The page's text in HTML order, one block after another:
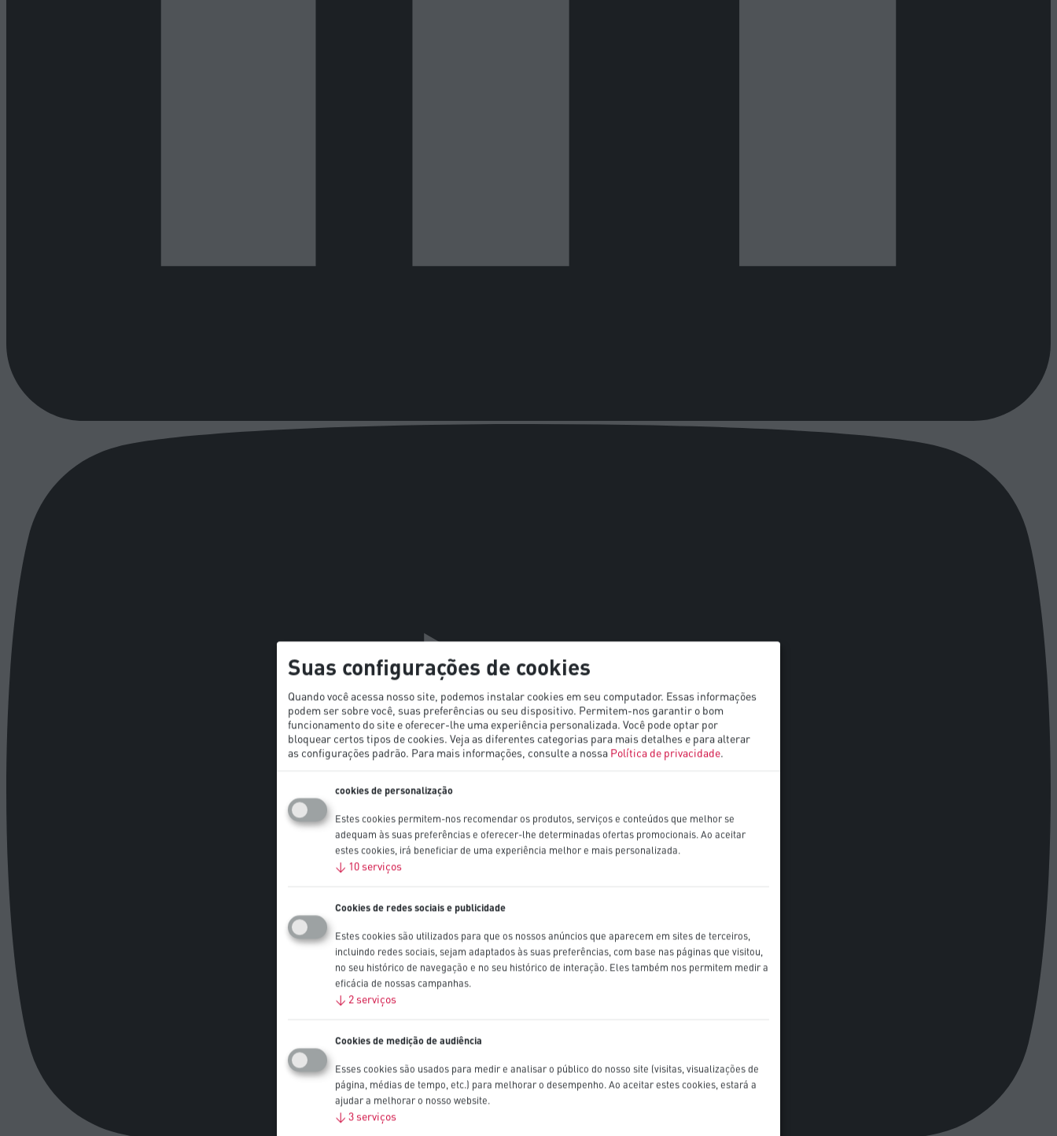
Suas configurações de cookies
Quando você acessa nosso site, podemos instalar cookies em seu computador. Essas informações
podem ser sobre você, suas preferências ou seu dispositivo. Permitem-nos garantir o bom
funcionamento do site e oferecer-lhe uma experiência personalizada. Você pode optar por
bloquear certos tipos de cookies. Veja as diferentes categorias para mais detalhes e para alterar
as configurações padrão. Para mais informações, consulte a nossa Política de privacidade.
cookies de personalização
Estes cookies permitem-nos recomendar os produtos, serviços e conteúdos que melhor se
adequam às suas preferências e oferecer-lhe determinadas ofertas promocionais. Ao aceitar
estes cookies, irá beneficiar de uma experiência melhor e mais personalizada.
↓ 10 serviços
Cookies de redes sociais e publicidade
Estes cookies são utilizados para que os nossos anúncios que aparecem em sites de terceiros,
incluindo redes sociais, sejam adaptados às suas preferências, com base nas páginas que visitou,
no seu histórico de navegação e no seu histórico de interação. Eles também nos permitem medir a
eficácia de nossas campanhas.
↓ 2 serviços
Cookies de medição de audiência
Esses cookies são usados ​​para medir e analisar o público do nosso site (visitas, visualizações de
página, médias de tempo, etc.) para melhorar o desempenho. Ao aceitar estes cookies, estará a
ajudar a melhorar o nosso website.
↓ 3 serviços